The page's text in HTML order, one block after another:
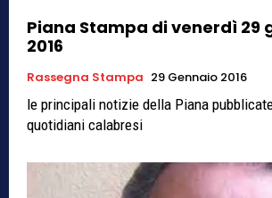
Piana Stampa di venerdì 29
2016
Rassegna Stampa 29 Gennaio 2016
le principali notizie della Piana
quotidiani calabresi